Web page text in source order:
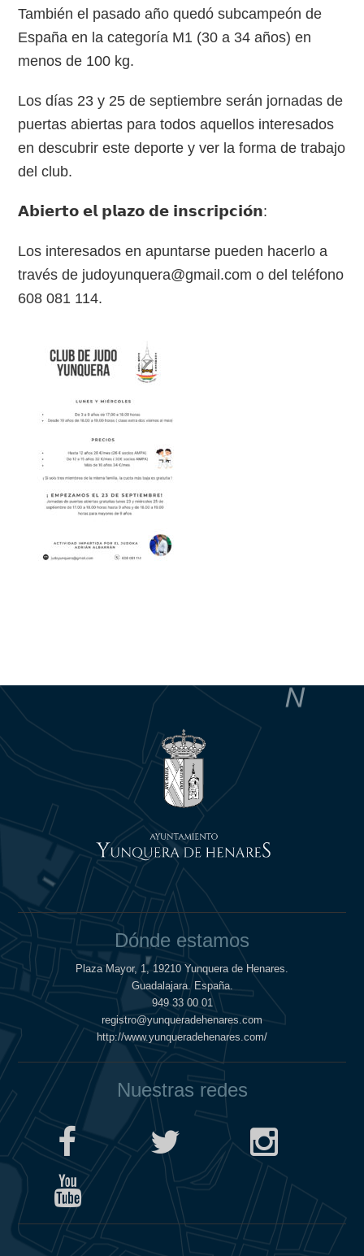
También el pasado año quedó subcampeón de
España en la categoría M1 (30 a 34 años) en
menos de 100 kg.
Los días 23 y 25 de septiembre serán jornadas de
puertas abiertas para todos aquellos interesados
en descubrir este deporte y ver la forma de trabajo
del club.
𝗔𝗯𝗶𝗲𝗿𝘁𝗼 𝗲𝗹 𝗽𝗹𝗮𝘇𝗼 𝗱𝗲 𝗶𝗻𝘀𝗰𝗿𝗶𝗽𝗰𝗶𝗼́𝗻:
Los interesados en apuntarse pueden hacerlo a
través de judoyunquera@gmail.com o del teléfono
608 081 114.
Dónde estamos
Plaza Mayor, 1, 19210 Yunquera de Henares.
Guadalajara. España.
949 33 00 01
registro@yunqueradehenares.com
http://www.yunqueradehenares.com/
Nuestras redes